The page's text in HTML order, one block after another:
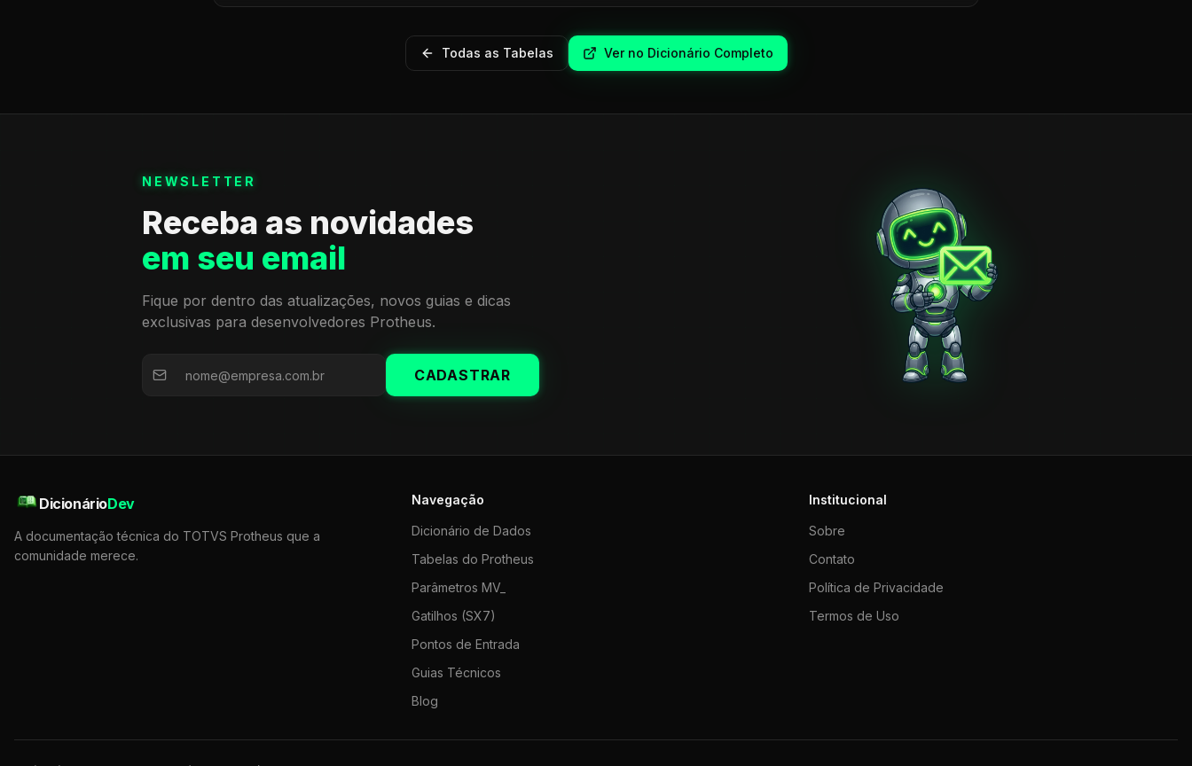
Todas as Tabelas Ver no Dicionário Completo
NEWSLETTER
Receba as novidades
em seu email
Fique por dentro das atualizações, novos guias e dicas
exclusivas para desenvolvedores Protheus.
CADASTRAR
DicionárioDev
A documentação técnica do TOTVS Protheus que a
comunidade merece.
Navegação
Dicionário de Dados
Tabelas do Protheus
Parâmetros MV_
Gatilhos (SX7)
Pontos de Entrada
Guias Técnicos
Blog
Institucional
Sobre
Contato
Política de Privacidade
Termos de Uso